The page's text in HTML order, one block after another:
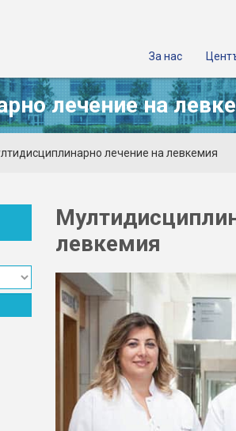
За нас
лечение на
лечение на левкемия
левкемия